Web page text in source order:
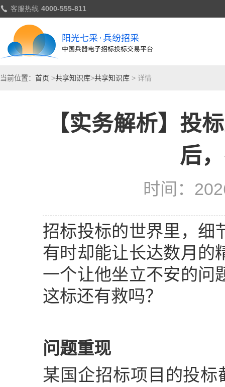
当前位置： 首页 >共享知识库>共享知识库 > 详情
【实务解析】投
后
时间：
招标投标的世界里，细
有时却能让长达数月的
一个让他坐立不安的问
这标还有救吗？
问题重现
某国企招标项目的投标